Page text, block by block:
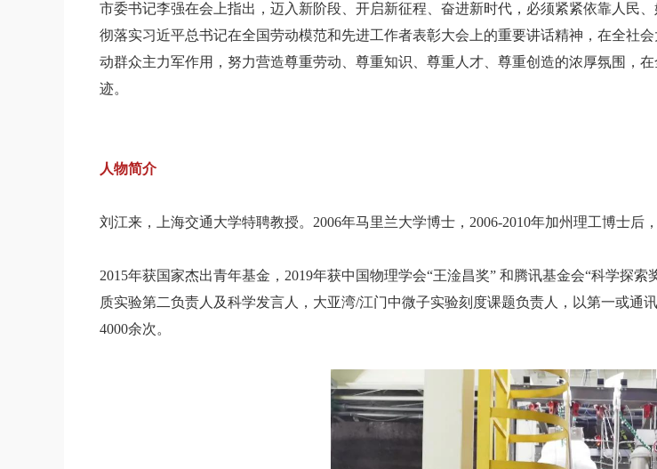
市委书记李强在会上指出，迈入新阶段、开启新征程、奋进新时代，必须紧紧依靠人民
彻落实习近平总书记在全国劳动模范和先进工作者表彰大会上的重要讲话精神，在全社
动群众主力军作用，努力营造尊重劳动、尊重知识、尊重人才、尊重创造的浓厚氛围，
迹。
人物简介
刘江来，上海交通大学特聘教授。2006年马里兰大学博士，2006-2010年加州理工博士后
2015年获国家杰出青年基金，2019年获中国物理学会“王淦昌奖” 和腾讯基金会“科学探
质实验第二负责人及科学发言人，大亚湾/江门中微子实验刻度课题负责人，以第一或通
4000余次。